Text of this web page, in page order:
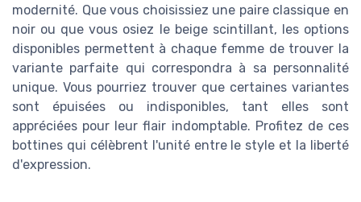
modernité. Que vous choisissiez une paire classique en
noir ou que vous osiez le beige scintillant, les options
disponibles permettent à chaque femme de trouver la
variante parfaite qui correspondra à sa personnalité
unique. Vous pourriez trouver que certaines variantes
sont épuisées ou indisponibles, tant elles sont
appréciées pour leur flair indomptable. Profitez de ces
bottines qui célèbrent l'unité entre le style et la liberté
d'expression.